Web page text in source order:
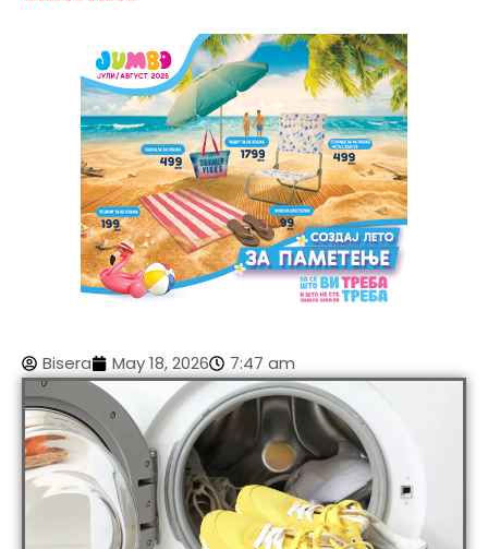
Bisera May 18, 2026 7:47 am